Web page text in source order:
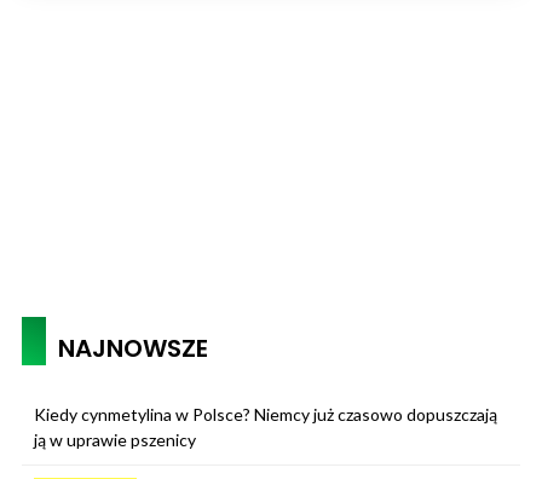
NAJNOWSZE
Kiedy cynmetylina w Polsce? Niemcy już czasowo dopuszczają
ją w uprawie pszenicy